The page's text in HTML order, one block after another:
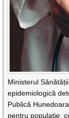
Ministerul
epidemiologică
Publică
pentru populație: